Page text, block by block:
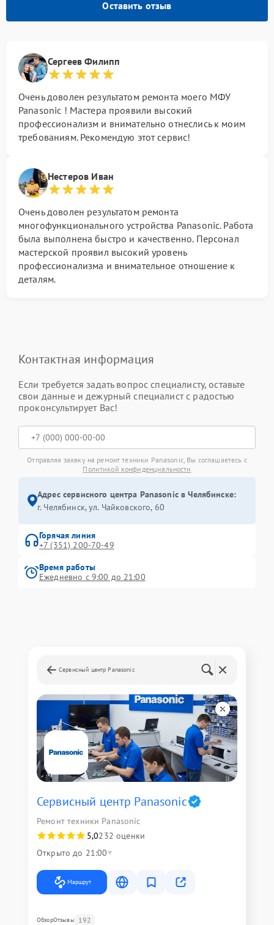
Оставить отзыв
Сергеев Филипп
Очень доволен результатом ремонта моего МФУ
Panasonic ! Мастера проявили высокий
профессионализм и внимательно отнеслись к моим
требованиям. Рекомендую этот сервис!
Нестеров Иван
Очень доволен результатом ремонта
многофункционального устройства Panasonic. Работа
была выполнена быстро и качественно. Персонал
мастерской проявил высокий уровень
профессионализма и внимательное отношение к
деталям.
Контактная информация
Если требуется задать вопрос специалисту, оставьте
свои данные и дежурный специалист с радостью
проконсультирует Вас!
Отправляя заявку на ремонт техники Panasonic, Вы соглашаетесь с
Политикой конфиденциальности
Адрес сервисного центра Panasonic в Челябинске:
г. Челябинск, ул. Чайковского, 60
Горячая линия
+7 (351) 200-70-49
Время работы
Ежедневно с 9:00 до 21:00
Сервисный центр Panasonic
Сервисный центр Panasonic
Ремонт техники Panasonic
5,0232 оценки
Открыто до 21:00
Маршрут
ОбзорОтзывы 192